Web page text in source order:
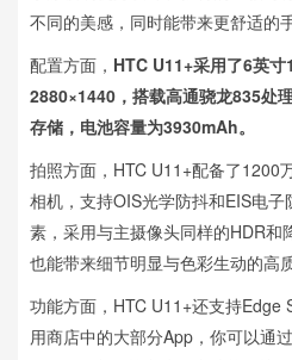
不同的美感，同时能带来更舒适的
配置方面， HTC U11+采用了6英
2880×1440，搭载高通骁龙835处
存储，电池容量为3930mAh。
拍照方面，HTC U11+配备了1200
相机，支持OIS光学防抖和EIS电
素，采用与主摄像头同样的HDR和
也能带来细节明显与色彩生动的高
功能方面，HTC U11+还支持Edge
用商店中的大部分App，你可以通